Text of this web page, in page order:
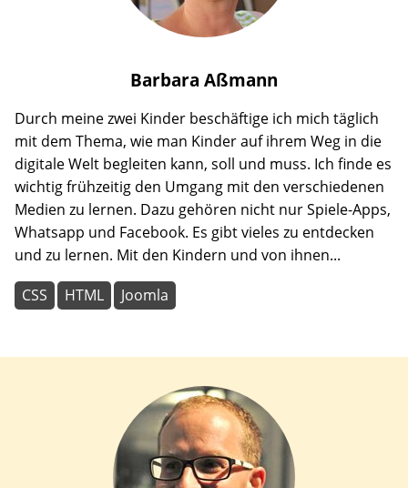
Barbara Aßmann
Durch meine zwei Kinder beschäftige ich mich täglich
mit dem Thema, wie man Kinder auf ihrem Weg in die
digitale Welt begleiten kann, soll und muss. Ich finde es
wichtig frühzeitig den Umgang mit den verschiedenen
Medien zu lernen. Dazu gehören nicht nur Spiele-Apps,
Whatsapp und Facebook. Es gibt vieles zu entdecken
und zu lernen. Mit den Kindern und von ihnen...
CSS HTML Joomla